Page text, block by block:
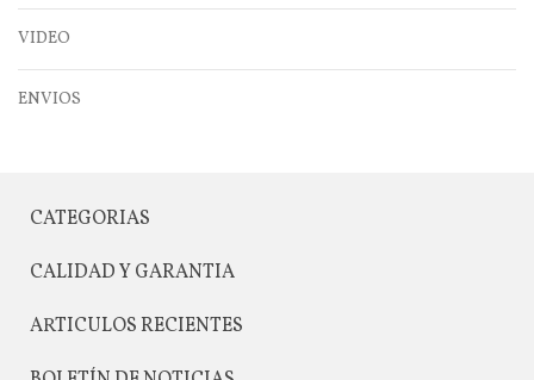
VIDEO
ENVIOS
CATEGORIAS
CALIDAD Y GARANTIA
ARTICULOS RECIENTES